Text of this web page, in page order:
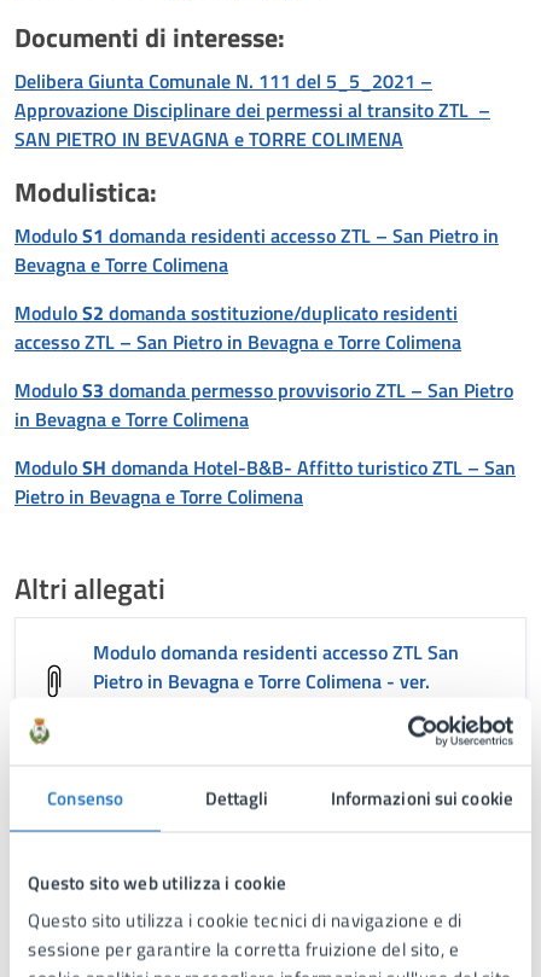
Consenso Dettagli Informazioni sui cookie
Questo sito web utilizza i cookie
Questo sito utilizza i cookie tecnici di navigazione e di
sessione per garantire la corretta fruizione del sito, e
Documenti di interesse:
Delibera Giunta Comunale N. 111 del 5_5_2021 –
Approvazione Disciplinare dei permessi al transito ZTL –
SAN PIETRO IN BEVAGNA e TORRE COLIMENA
Modulistica:
ModuloS1 domanda residenti accesso ZTL – San Pietro in
Bevagna e Torre Colimena
ModuloS2 domanda sostituzione/duplicato residenti
accesso ZTL – San Pietro in Bevagna e Torre Colimena
ModuloS3 domanda permesso provvisorio ZTL – San Pietro
in Bevagna e Torre Colimena
ModuloSH domanda Hotel-B&B- Affitto turistico ZTL – San
Pietro in Bevagna e Torre Colimena
Altri allegati
Modulo domanda residenti accesso ZTL San
Pietro in Bevagna e Torre Colimena - ver.
Modello Ricorso al Prefetto di Taranto per le
violazioni relative alla Z.T.L.
Modulo domanda sostituzione duplicato
residenti accesso ZTL San Pietro in Bevagna e